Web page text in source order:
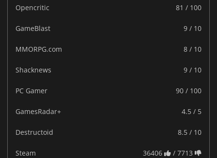
Opencritic
81 / 100
GameBlast 9 / 10
MMORPG.com 8 / 10
Shacknews 9 / 10
PC Gamer 90 / 100
GamesRadar+ 4.5 / 5
Destructoid 8.5 / 10
Steam 36406 / 7713